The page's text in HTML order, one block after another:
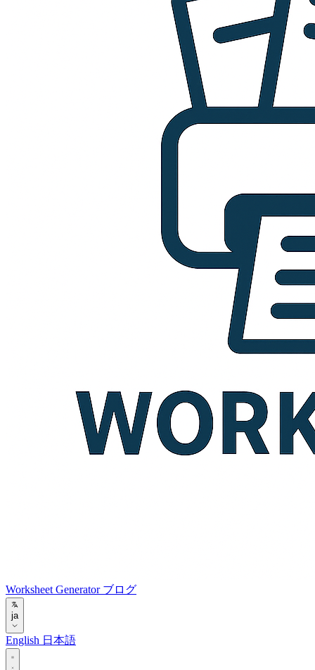
Worksheet Generator ブログ
ja
English 日本語